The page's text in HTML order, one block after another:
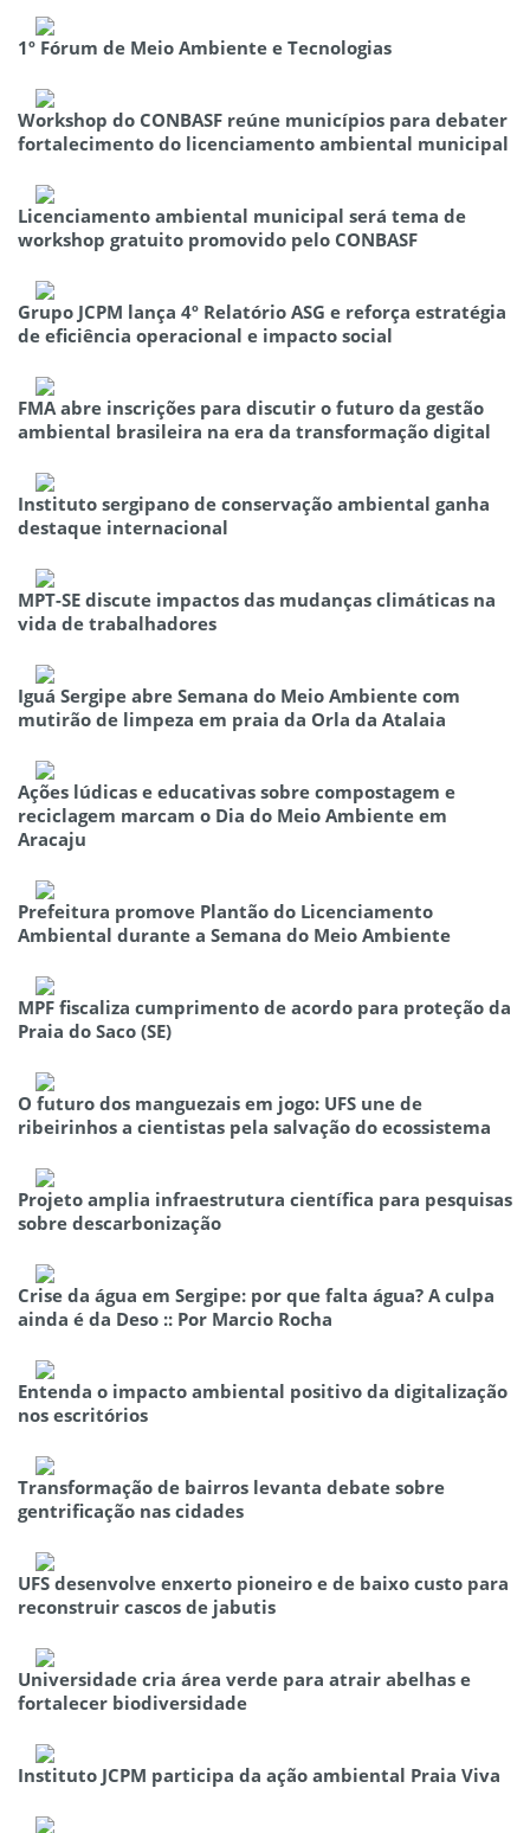
1º Fórum de Meio Ambiente e Tecnologias
Workshop do CONBASF reúne municípios para debater
fortalecimento do licenciamento ambiental municipal
Licenciamento ambiental municipal será tema de
workshop gratuito promovido pelo CONBASF
Grupo JCPM lança 4º Relatório ASG e reforça estratégia
de eficiência operacional e impacto social
FMA abre inscrições para discutir o futuro da gestão
ambiental brasileira na era da transformação digital
Instituto sergipano de conservação ambiental ganha
destaque internacional
MPT-SE discute impactos das mudanças climáticas na
vida de trabalhadores
Iguá Sergipe abre Semana do Meio Ambiente com
mutirão de limpeza em praia da Orla da Atalaia
Ações lúdicas e educativas sobre compostagem e
reciclagem marcam o Dia do Meio Ambiente em
Aracaju
Prefeitura promove Plantão do Licenciamento
Ambiental durante a Semana do Meio Ambiente
MPF fiscaliza cumprimento de acordo para proteção da
Praia do Saco (SE)
O futuro dos manguezais em jogo: UFS une de
ribeirinhos a cientistas pela salvação do ecossistema
Projeto amplia infraestrutura científica para pesquisas
sobre descarbonização
Crise da água em Sergipe: por que falta água? A culpa
ainda é da Deso :: Por Marcio Rocha
Entenda o impacto ambiental positivo da digitalização
nos escritórios
Transformação de bairros levanta debate sobre
gentrificação nas cidades
UFS desenvolve enxerto pioneiro e de baixo custo para
reconstruir cascos de jabutis
Universidade cria área verde para atrair abelhas e
fortalecer biodiversidade
Instituto JCPM participa da ação ambiental Praia Viva